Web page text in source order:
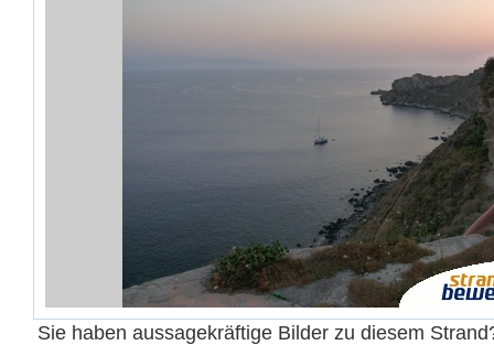
Sie haben aussagekräftige Bilder zu diesem